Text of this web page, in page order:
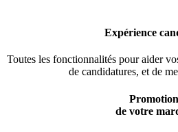
Expérience
Toutes les fonctionnalités pour aider
de candidatures, et de
Promotion
de votre